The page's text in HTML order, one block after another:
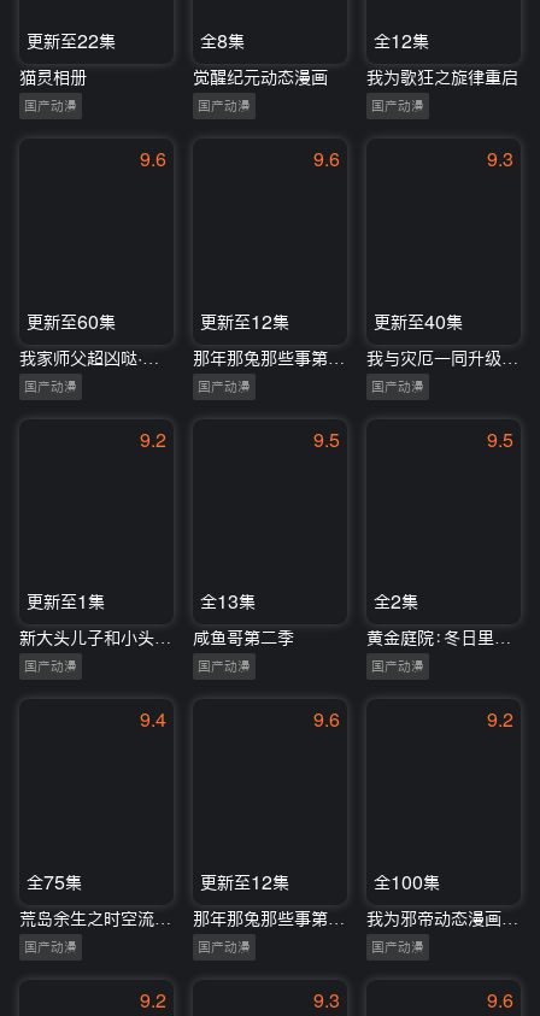
更新至22集
猫灵相册
国产动漫
全8集
觉醒纪元动态漫画
国产动漫
全12集
我为歌狂之旋律重启
国产动漫
9.6
更新至60集
国产动漫
9.6
更新至12集
国产动漫
9.3
更新至40集
国产动漫
9.2
更新至1集
新大头儿子和小头爸爸3：俄罗斯奇遇记
国产动漫
9.5
全13集
咸鱼哥第二季
国产动漫
9.5
全2集
黄金庭院：冬日里的新年愿望
国产动漫
9.4
全75集
国产动漫
9.6
更新至12集
国产动漫
9.2
全100集
国产动漫
9.2 9.3 9.6